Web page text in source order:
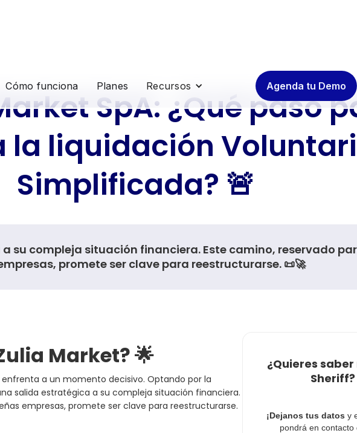
Cómo funciona Planes Recursos Agenda tu Demo
SpA: ¿Qué pasó
la liquidación
Simplificada? 🚨
su compleja situación financiera. Este camino, reservado
promete ser clave para reestructurarse. 📜🚀
Market? 🌟
enfrenta a un momento decisivo. Optando por la
salida estratégica a su compleja situación financiera.
empresas, promete ser clave para reestructurarse.
¿Quieres
Sheriff?
¡Dejanos tus datos y
pondrá en contacto